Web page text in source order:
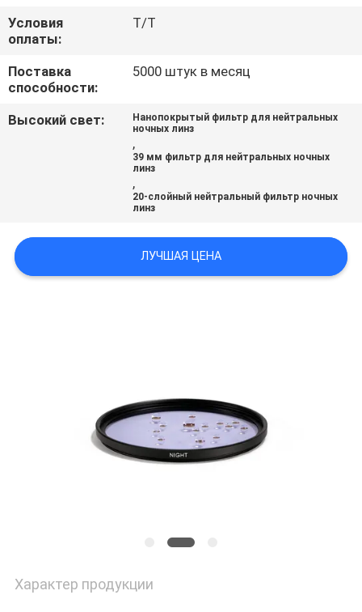
КАРТА
САЙТА
POLICY
Условия
оплаты:
T/T
Поставка
способности:
5000 штук в месяц
Высокий свет:
Нанопокрытый фильтр для нейтральных
ночных линз
,
39 мм фильтр для нейтральных ночных
линз
,
20-слойный нейтральный фильтр ночных
линз
ЛУЧШАЯ ЦЕНА
Характер продукции